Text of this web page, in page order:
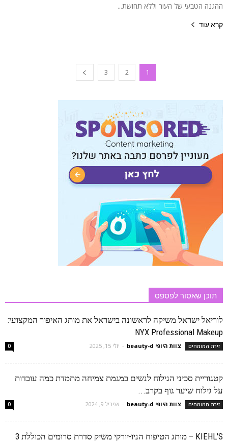
ההגנה הטבעי של העור וללא תחושת...
קרא עוד
1
2
3
תוכן שאסור לפספס
לוריאל ישראל משיקה לראשונה בישראל את מותג האיפור המקצועי:
NYX Professional Makeup
זירת המומחים צוות היופי beauty-d - יולי 15, 2025 0
קטגוריית סכיני הגילוח לנשים במגמת צמיחה מתמדת כמה עובדות
על גילוח שיער גוף בקרב...
זירת המומחים צוות היופי beauty-d - אפריל 9, 2024 0
KIEHL'S – מותג הטיפוח הניו-יורקי משיק סדרת סרומים הכוללת 3